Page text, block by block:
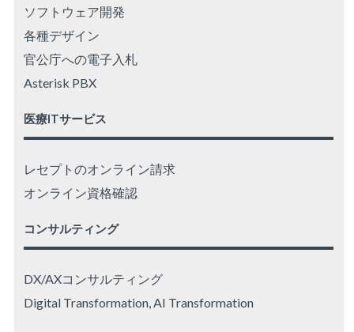
ソフトウェア開発
各種デザイン
官公庁への電子入札
Asterisk PBX
医療ITサービス
レセプトのオンライン請求
オンライン資格確認
コンサルティング
DX/AXコンサルティング
Digital Transformation, AI Transformation